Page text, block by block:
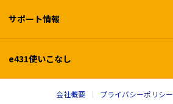
サポート情報
e431使いこなし
会社概要 プライバシーポリシー